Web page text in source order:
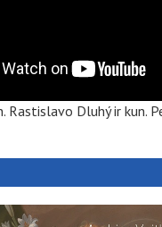
Rastislavo Dluhý ir kun.